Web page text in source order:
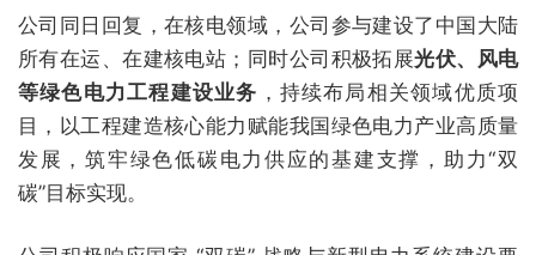
公司同日回复，在核电领域，公司参与建设了中国大陆
所有在运、在建核电站；同时公司积极拓展光伏、风电
等绿色电力工程建设业务 ，持续布局相关领域优质项
目，以工程建造核心能力赋能我国绿色电力产业高质量
发展，筑牢绿色低碳电力供应的基建支撑，助力“双
碳”目标实现。